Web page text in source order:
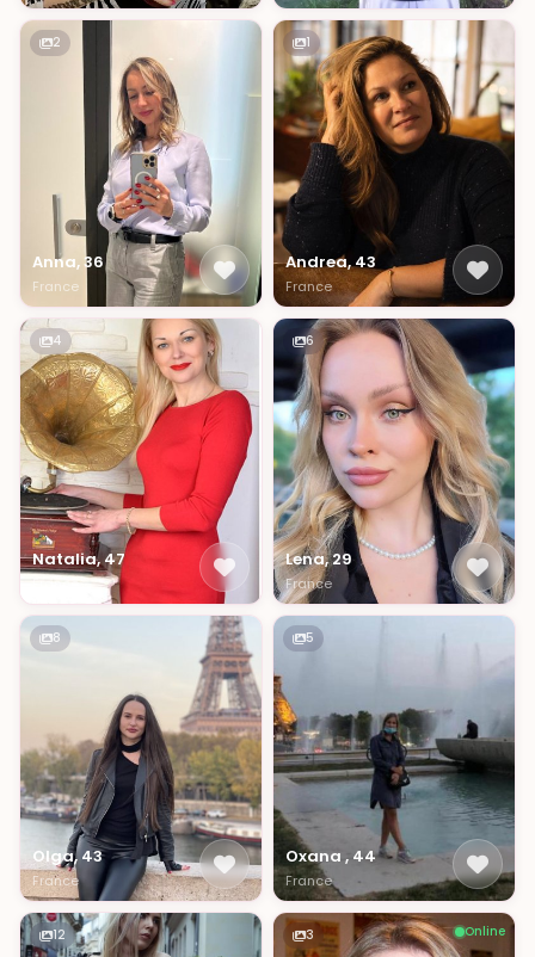
2
Anna, 36
France
1
Andrea, 43
France
4
Natalia, 47
France
6
Lena, 29
France
8
Olga, 43
France
5
Oxana , 44
France
12 3 Online